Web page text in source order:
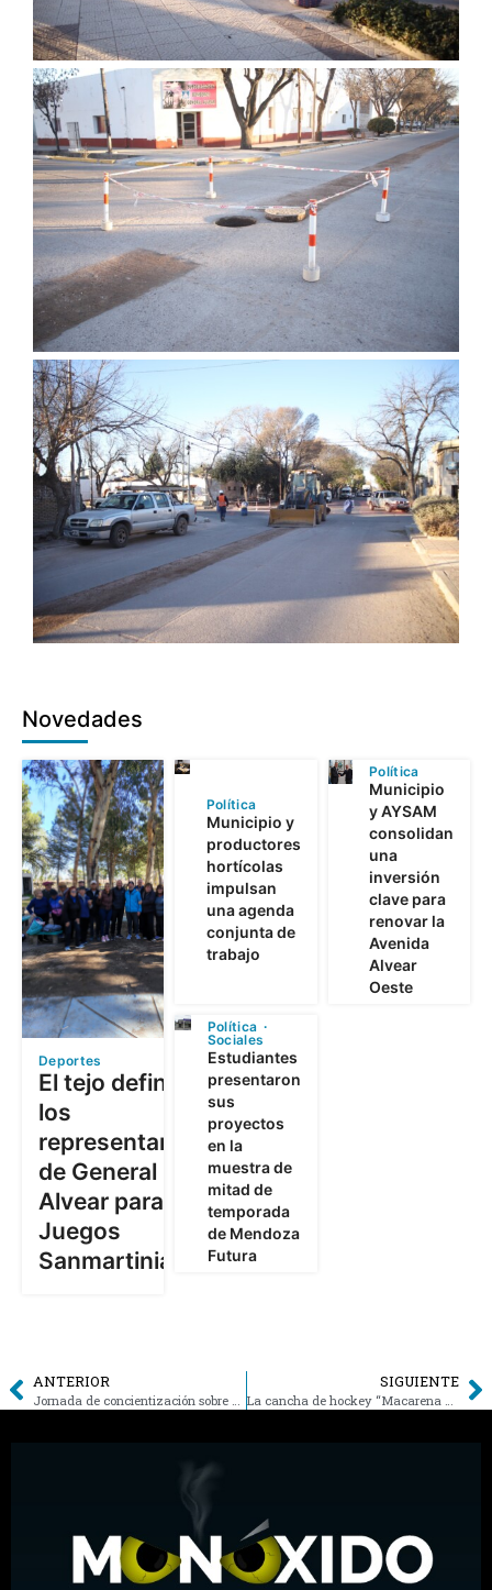
Novedades
Deportes
El tejo definió a
los
representantes
de General
Alvear para los
Juegos
Sanmartinianos
Política
Municipio y
productores
hortícolas
impulsan
una agenda
conjunta de
trabajo
Política
Municipio
y AYSAM
consolidan
una
inversión
clave para
renovar la
Avenida
Alvear
Oeste
Política
Sociales
Estudiantes
presentaron
sus
proyectos
en la
muestra de
mitad de
temporada
de Mendoza
Futura
ANTERIOR SIGUIENTE